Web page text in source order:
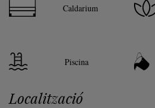
Caldarium
Piscina
Localització